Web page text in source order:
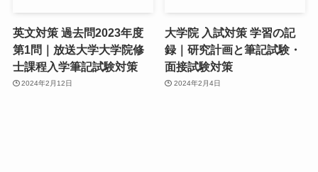
英文対策 過去問2023年度
第1問｜放送大学大学院修
士課程入学筆記試験対策
2024年2月12日
大学院 入試対策 学習の記
録｜研究計画と筆記試験・
面接試験対策
2024年2月4日